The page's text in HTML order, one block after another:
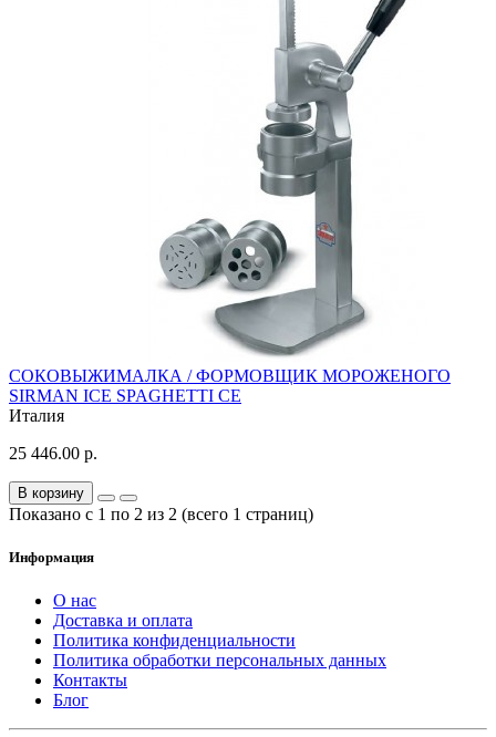
СОКОВЫЖИМАЛКА / ФОРМОВЩИК МОРОЖЕНОГО
SIRMAN ICE SPAGHETTI CE
Италия
25 446.00 р.
В корзину
Показано с 1 по 2 из 2 (всего 1 страниц)
Информация
О нас
Доставка и оплата
Политика конфиденциальности
Политика обработки персональных данных
Контакты
Блог